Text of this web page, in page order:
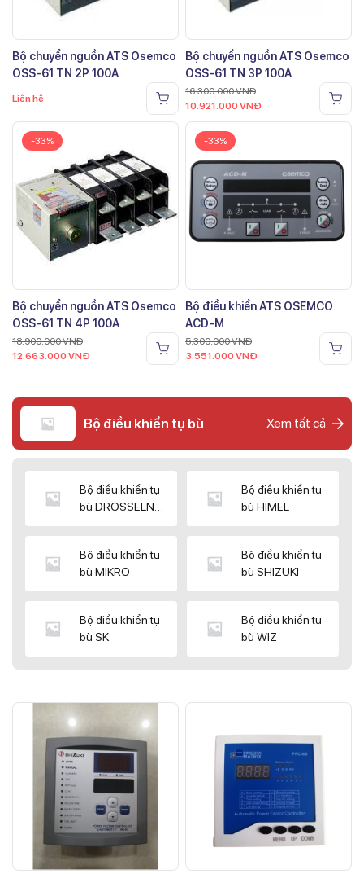
Bộ chuyển nguồn ATS Osemco
OSS-61 TN 2P 100A
Liên hệ
Bộ chuyển nguồn ATS Osemco
OSS-61 TN 3P 100A
16.300.000VNĐ
10.921.000 VNĐ
-33%
Bộ chuyển nguồn ATS Osemco
OSS-61 TN 4P 100A
18.900.000VNĐ
12.663.000 VNĐ
-33%
Bộ điều khiển ATS OSEMCO
ACD-M
5.300.000VNĐ
3.551.000 VNĐ
Bộ điều khiển tụ bù Xem tất cả
Bộ điều khiển tụ
bù DROSSELN
Bộ điều khiển tụ
bù HIMEL
Bộ điều khiển tụ
bù MIKRO
Bộ điều khiển tụ
bù SHIZUKI
Bộ điều khiển tụ
bù SK
Bộ điều khiển tụ
bù WIZ